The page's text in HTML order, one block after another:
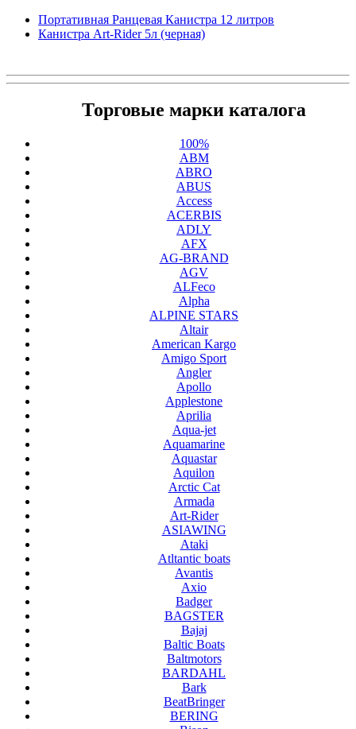
Портативная Ранцевая Канистра 12 литров
Канистра Art-Rider 5л (черная)
Торговые марки каталога
100%
ABM
ABRO
ABUS
Access
ACERBIS
ADLY
AFX
AG-BRAND
AGV
ALFeco
Alpha
ALPINE STARS
Altair
American Kargo
Amigo Sport
Angler
Apollo
Applestone
Aprilia
Aqua-jet
Aquamarine
Aquastar
Aquilon
Arctic Cat
Armada
Art-Rider
ASIAWING
Ataki
Atltantic boats
Avantis
Axio
Badger
BAGSTER
Bajaj
Baltic Boats
Baltmotors
BARDAHL
Bark
BeatBringer
BERING